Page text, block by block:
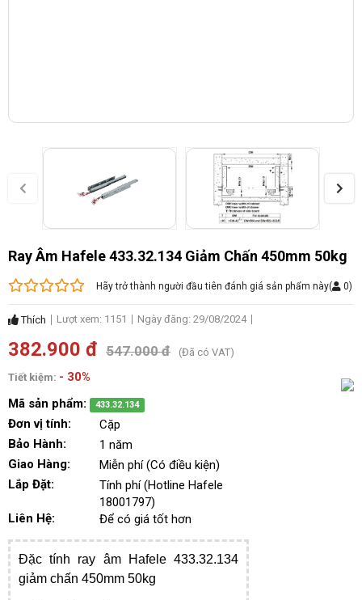
Ray Âm Hafele 433.32.134 Giảm Chấn 450mm 50kg
Hãy trở thành người đầu tiên đánh giá sản phẩm này( 0)
Thích Lượt xem: 1151 Ngày đăng: 29/08/2024
382.900 đ 547.000 đ (Đã có VAT)
Tiết kiệm: - 30%
Mã sản phẩm:
433.32.134
Đơn vị tính:
Cặp
Bảo Hành:
1 năm
Giao Hàng:
Miễn phí (Có điều kiện)
Lắp Đặt:
Tính phí (Hotline Hafele
18001797)
Liên Hệ:
Để có giá tốt hơn
Đặc tính ray âm Hafele 433.32.134
giảm chấn 450mm 50kg